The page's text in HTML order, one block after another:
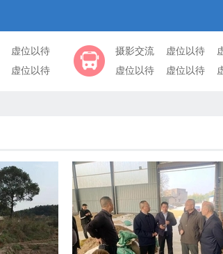
虚位以待
虚位以待
摄影交流 虚位以待
虚位以待
虚位以待